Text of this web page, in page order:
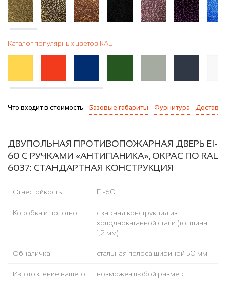
Каталог популярных цветов RAL
Что входит в стоимость Базовые габариты Фурнитура Доставка
ДВУПОЛЬНАЯ ПРОТИВОПОЖАРНАЯ ДВЕРЬ EI-
60 С РУЧКАМИ «АНТИПАНИКА», ОКРАС ПО RAL
6037: СТАНДАРТНАЯ КОНСТРУКЦИЯ
Огнестойкость: EI-60
Коробка и полотно:
сварная конструкция из
холоднокатанной стали (толщина
1,2 мм)
Обналичка: стальная полоса шириной 50 мм
Изготовление вашего
возможен любой размер